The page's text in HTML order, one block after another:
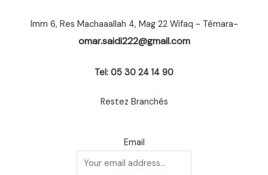
Imm 6, Res Machaaallah 4, Mag 22 Wifaq - Témara-
omar.saidi222@gmail.com
Tel: 05 30 24 14 90
Restez Branchés
Email